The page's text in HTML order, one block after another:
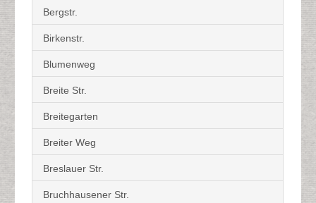
Bergstr.
Birkenstr.
Blumenweg
Breite Str.
Breitegarten
Breiter Weg
Breslauer Str.
Bruchhausener Str.